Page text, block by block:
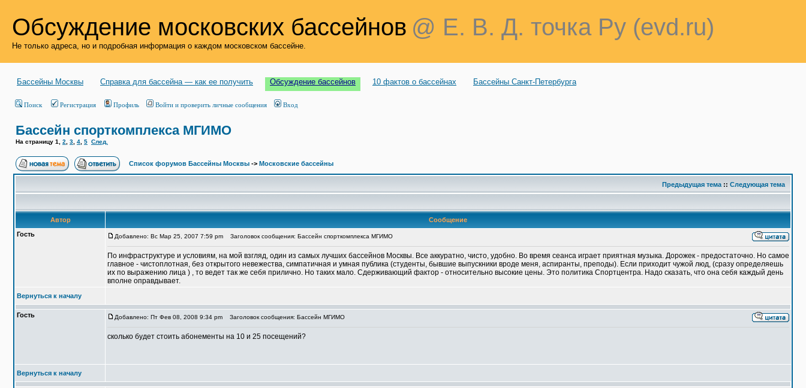
Обсуждение московских бассейнов @ Е. В. Д. точка Ру (evd.ru)
Не только адреса, но и подробная информация о каждом московском бассейне.
Бассейны Москвы Справка для бассейна — как ее получить Обсуждение бассейнов 10 фактов о бассейнах Бассейны Санкт-Петербурга
Поиск Регистрация Профиль Войти и проверить личные сообщения Вход
Бассейн спорткомплекса МГИМО
На страницу 1 2 3 4 5 След.
Список форумов Бассейны Москвы -> Московские бассейны
Предыдущая тема :: Следующая тема
Автор
Сообщение
Гость
Добавлено: Вс Мар 25, 2007 7:59 pm Заголовок сообщения: Бассейн спорткомплекса МГИМО
По инфраструктуре и условиям, на мой взгляд, один из самых лучших бассейнов Москвы. Все аккуратно, чисто, удобно. Во время сеанса играет приятная музыка. Дорожек - предостаточно. Но самое
главное - чистоплотная, без открытого невежества, симпатичная и умная публика (студенты, бывшие выпускники вроде меня, аспиранты, преподы). Если приходит чужой люд, (сразу определяешь
их по выражению лица ) , то ведет так же себя прилично. Но таких мало. Сдерживающий фактор - относительно высокие цены. Это политика Спортцентра. Надо сказать, что она себя каждый день
вполне оправдывает.
Вернуться к началу
Гость Добавлено: Пт Фев 08, 2008 9:34 pm Заголовок сообщения: Бассейн МГИМО
сколько будет стоить абонементы на 10 и 25 посещений?
Вернуться к началу